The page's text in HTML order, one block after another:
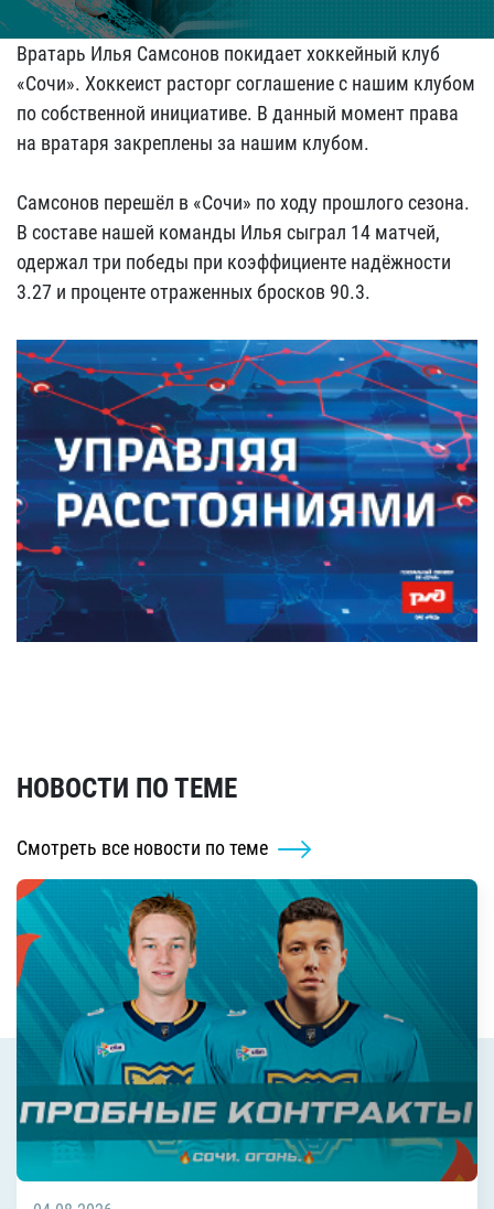
Вратарь Илья Самсонов покидает хоккейный клуб
«Сочи». Хоккеист расторг соглашение с нашим клубом
по собственной инициативе. В данный момент права
на вратаря закреплены за нашим клубом.
Самсонов перешёл в «Сочи» по ходу прошлого сезона.
В составе нашей команды Илья сыграл 14 матчей,
одержал три победы при коэффициенте надёжности
3.27 и проценте отраженных бросков 90.3.
НОВОСТИ ПО ТЕМЕ
Смотреть все новости по теме